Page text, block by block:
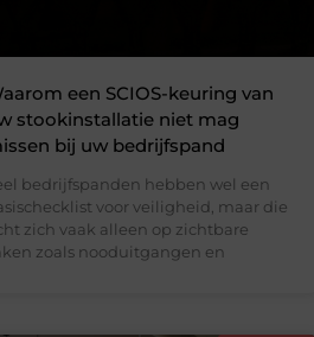
een SCIOS-keuring van
stookinstallatie niet mag
bij uw bedrijfspand
bedrijfspanden hebben wel een
voor veiligheid, maar die
zich vaak alleen op zichtbare
zoals nooduitgangen en